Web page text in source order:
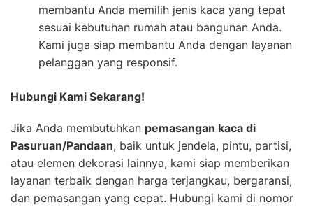
membantu Anda memilih jenis kaca yang tepat
sesuai kebutuhan rumah atau bangunan Anda.
Kami juga siap membantu Anda dengan layanan
pelanggan yang responsif.
Hubungi Kami Sekarang!
Jika Anda membutuhkan pemasangan kaca di
Pasuruan/Pandaan, baik untuk jendela, pintu, partisi,
atau elemen dekorasi lainnya, kami siap memberikan
layanan terbaik dengan harga terjangkau, bergaransi,
dan pemasangan yang cepat. Hubungi kami di nomor